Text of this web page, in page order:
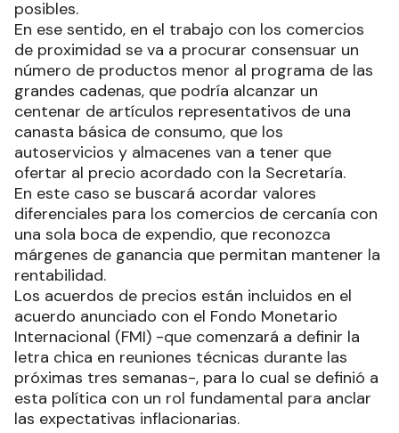
posibles.
En ese sentido, en el trabajo con los comercios
de proximidad se va a procurar consensuar un
número de productos menor al programa de las
grandes cadenas, que podría alcanzar un
centenar de artículos representativos de una
canasta básica de consumo, que los
autoservicios y almacenes van a tener que
ofertar al precio acordado con la Secretaría.
En este caso se buscará acordar valores
diferenciales para los comercios de cercanía con
una sola boca de expendio, que reconozca
márgenes de ganancia que permitan mantener la
rentabilidad.
Los acuerdos de precios están incluidos en el
acuerdo anunciado con el Fondo Monetario
Internacional (FMI) -que comenzará a definir la
letra chica en reuniones técnicas durante las
próximas tres semanas-, para lo cual se definió a
esta política con un rol fundamental para anclar
las expectativas inflacionarias.